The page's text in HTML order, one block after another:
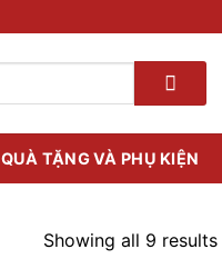
QUÀ TẶNG VÀ PHỤ KIỆN
Showing all 9 results